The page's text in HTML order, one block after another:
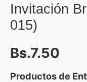
Invitación
015)
Bs.7.50
Productos de